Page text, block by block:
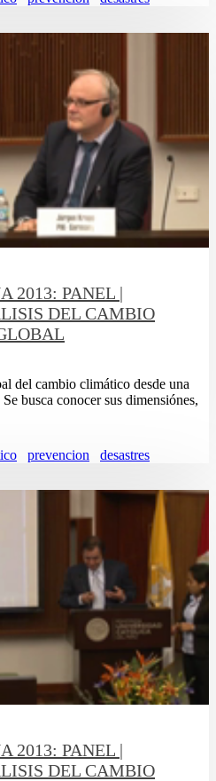
2013: PANEL |
DEL CAMBIO
del cambio climático desde una
busca conocer sus dimensiónes,
prevencion desastres
2013: PANEL |
DEL CAMBIO